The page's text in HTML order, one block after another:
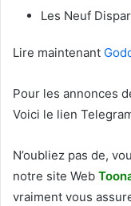
Les Neuf
Lire maintenant
Pour les annonces
Voici le lien
N’oubliez pas de,
notre site Web T
vraiment vous